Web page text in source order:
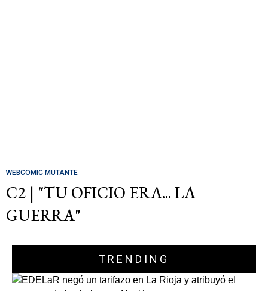
WEBCOMIC MUTANTE
C2 | "TU OFICIO ERA... LA
GUERRA"
TRENDING